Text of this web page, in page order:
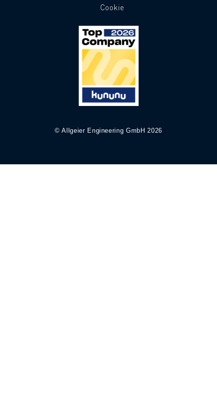
Cookie
© Allgeier Engineering GmbH 2026